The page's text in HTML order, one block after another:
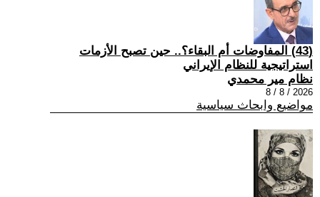
(43) المفاوضات أم البقاء؟.. حين تصبح الأزمات
استراتيجية للنظام الإيراني
نظام مير محمدي
2026 / 8 / 8
مواضيع وابحاث سياسية